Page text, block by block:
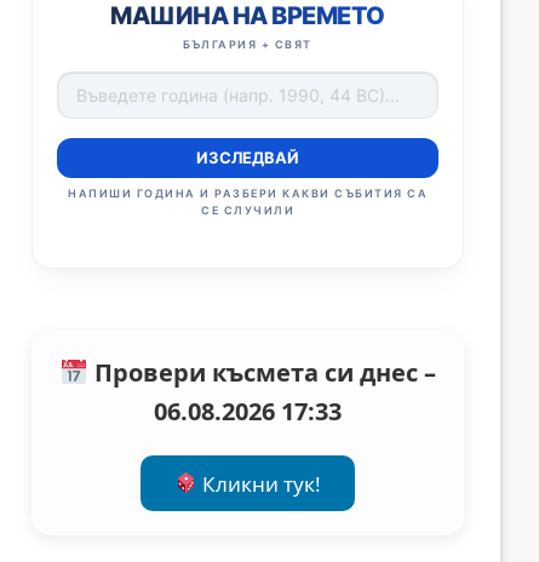
МАШИНА НА ВРЕМЕТО
БЪЛГАРИЯ + СВЯТ
ИЗСЛЕДВАЙ
НАПИШИ ГОДИНА И РАЗБЕРИ КАКВИ СЪБИТИЯ СА
СЕ СЛУЧИЛИ
Провери късмета си днес –
06.08.2026 17:33
Кликни тук!